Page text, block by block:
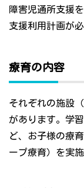
障害児通所支援
支援利用計画が必
療育の内容
それぞれの施設
があります。学
ど、お子様の療
ープ療育）を実